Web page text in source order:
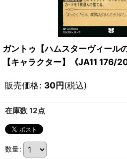
ガントゥ【ハムスターヴィール
【キャラクター】《JA11 176/
販売価格: 30円(税込)
在庫数 12点
数量: